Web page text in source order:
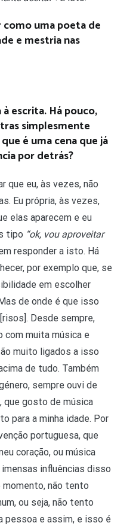
uma poeta de
e mestria nas
escrita. Há pouco,
simplesmente
é uma cena que já
por detrás?
que eu, às vezes, não
Eu própria, às vezes,
elas aparecem e eu
tipo “ok, vou aproveitar
responder a isto. Há
por exemplo que, se
em escolher
de onde é que isso
Desde sempre,
muita música e
muito ligados a isso
de tudo. Também
sempre ouvi de
que gosto de música
para a minha idade. Por
portuguesa, que
coração, ou música
influências disso
não tento
ou seja, não tento
pessoa e assim, e isso é